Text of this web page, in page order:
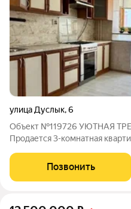
улица Дуслык,6
Объект №119726 УЮТНАЯ
Продается 3-комнатная
Комнаты: изолированные Ремонт: косметический, готова к
вашему
Позвонить